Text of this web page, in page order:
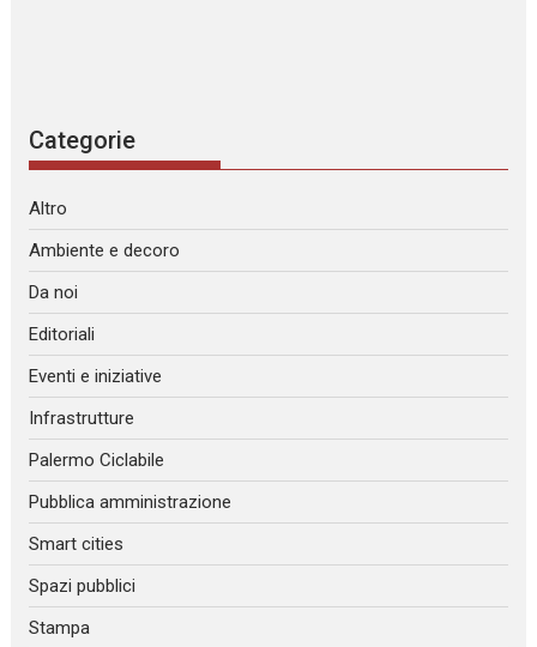
Categorie
Altro
Ambiente e decoro
Da noi
Editoriali
Eventi e iniziative
Infrastrutture
Palermo Ciclabile
Pubblica amministrazione
Smart cities
Spazi pubblici
Stampa